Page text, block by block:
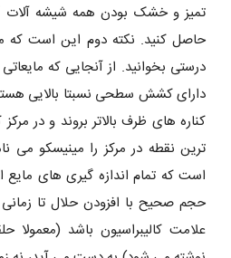
تمیز و خشک بودن همه شیشه آلات
حاصل کنید. نکته دوم این است که
درستی بخوانید. از آنجایی که
دارای کشش سطحی نسبتا بالایی
کناره های ظرف بالاتر بروند و در
ترین نقطه در مرکز را مینیسکو می
است که تمام اندازه گیری های
حجم صحیح با افزودن حلال تا
علامت کالیبراسیون باشد